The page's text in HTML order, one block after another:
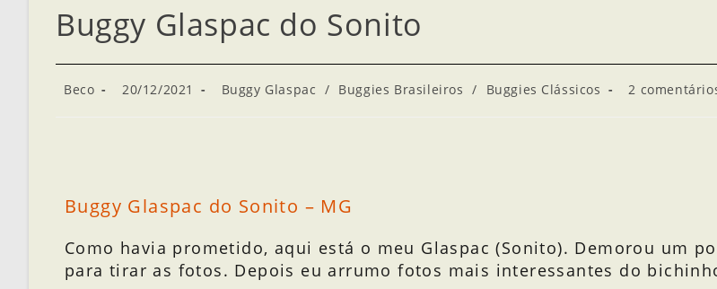
Buggy Glaspac do Sonito
Beco 20/12/2021 Buggy Glaspac / Buggies Brasileiros / Buggies Clássicos 2
Buggy Glaspac do Sonito – MG
Como havia prometido, aqui está o meu Glaspac (Sonito). Demorou um
para tirar as fotos. Depois eu arrumo fotos mais interessantes do